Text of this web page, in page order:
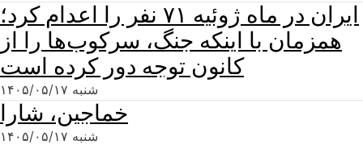
ایران در ماه ژوئیه ۷۱ نفر را اعدام کرد؛
همزمان با اینکه جنگ، سرکوب‌ها را از
کانون توجه دور کرده است
شنبه ۱۴۰۵/۰۵/۱۷
خماجین، شارا
شنبه ۱۴۰۵/۰۵/۱۷